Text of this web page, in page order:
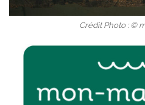
Crédit Photo : ©